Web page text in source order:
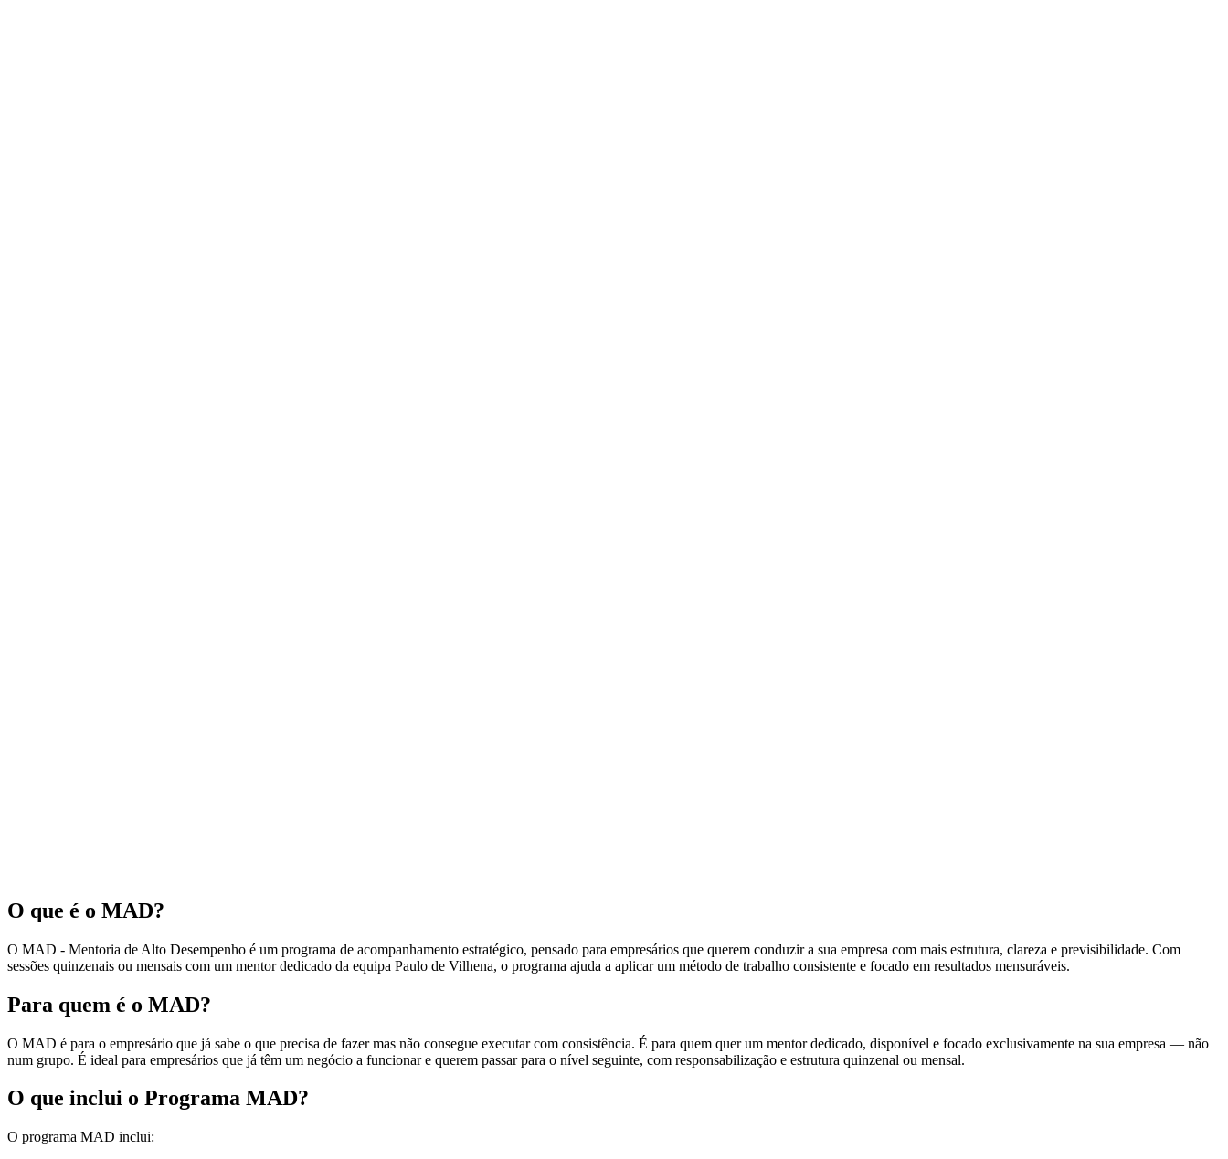
O que é o MAD?
O MAD - Mentoria de Alto Desempenho é um programa de acompanhamento estratégico, pensado para empresários que querem conduzir a sua empresa com mais estrutura, clareza e previsibilidade. Com
sessões quinzenais ou mensais com um mentor dedicado da equipa Paulo de Vilhena, o programa ajuda a aplicar um método de trabalho consistente e focado em resultados mensuráveis.
Para quem é o MAD?
O MAD é para o empresário que já sabe o que precisa de fazer mas não consegue executar com consistência. É para quem quer um mentor dedicado, disponível e focado exclusivamente na sua empresa — não
num grupo. É ideal para empresários que já têm um negócio a funcionar e querem passar para o nível seguinte, com responsabilização e estrutura quinzenal ou mensal.
O que inclui o Programa MAD?
O programa MAD inclui: